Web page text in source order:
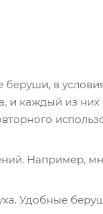
в
и каждый из
Например,
Удобные